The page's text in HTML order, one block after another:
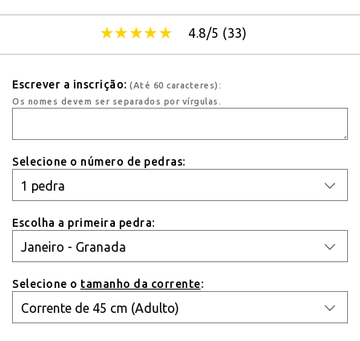
4.8/5 (33)
Escrever a inscrição: (Até 60 caracteres):
Os nomes devem ser separados por vírgulas.
Selecione o número de pedras:
Escolha a primeira pedra:
Selecione o tamanho da corrente: